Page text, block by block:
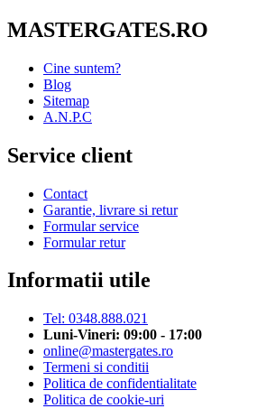
MASTERGATES.RO
Cine suntem?
Blog
Sitemap
A.N.P.C
Service client
Contact
Garantie, livrare si retur
Formular service
Formular retur
Informatii utile
Tel: 0348.888.021
Luni-Vineri: 09:00 - 17:00
online@mastergates.ro
Termeni si conditii
Politica de confidentialitate
Politica de cookie-uri